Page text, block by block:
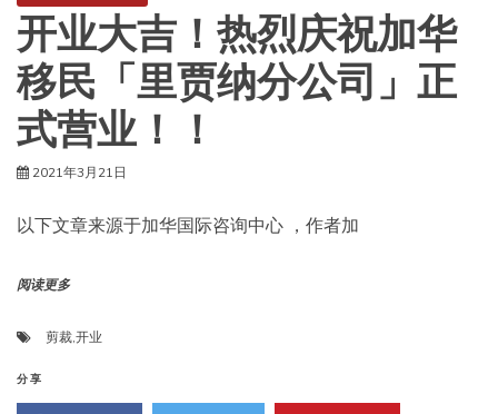
开业大吉！热烈庆祝加华
移民「里贾纳分公司」正
式营业！！
2021年3月21日
以下文章来源于加华国际咨询中心 ，作者加
阅读更多
剪裁,开业
分享